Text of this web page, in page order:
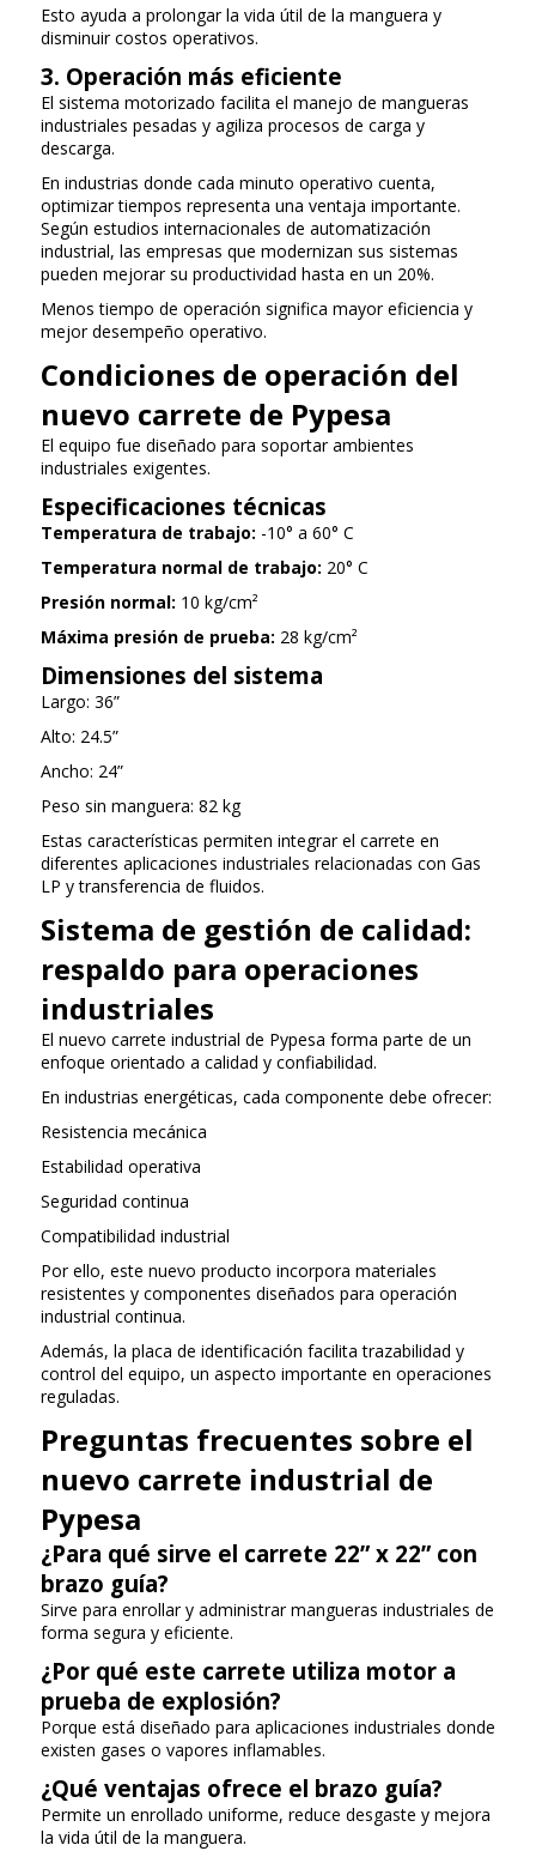
Esto ayuda a prolongar la vida útil de la manguera y
disminuir costos operativos.
3. Operación más eficiente
El sistema motorizado facilita el manejo de mangueras
industriales pesadas y agiliza procesos de carga y
descarga.
En industrias donde cada minuto operativo cuenta,
optimizar tiempos representa una ventaja importante.
Según estudios internacionales de automatización
industrial, las empresas que modernizan sus sistemas
pueden mejorar su productividad hasta en un 20%.
Menos tiempo de operación significa mayor eficiencia y
mejor desempeño operativo.
Condiciones de operación del
nuevo carrete de Pypesa
El equipo fue diseñado para soportar ambientes
industriales exigentes.
Especificaciones técnicas
Temperatura de trabajo: -10° a 60° C
Temperatura normal de trabajo: 20° C
Presión normal: 10 kg/cm²
Máxima presión de prueba: 28 kg/cm²
Dimensiones del sistema
Largo: 36”
Alto: 24.5”
Ancho: 24”
Peso sin manguera: 82 kg
Estas características permiten integrar el carrete en
diferentes aplicaciones industriales relacionadas con Gas
LP y transferencia de fluidos.
Sistema de gestión de calidad:
respaldo para operaciones
industriales
El nuevo carrete industrial de Pypesa forma parte de un
enfoque orientado a calidad y confiabilidad.
En industrias energéticas, cada componente debe ofrecer:
Resistencia mecánica
Estabilidad operativa
Seguridad continua
Compatibilidad industrial
Por ello, este nuevo producto incorpora materiales
resistentes y componentes diseñados para operación
industrial continua.
Además, la placa de identificación facilita trazabilidad y
control del equipo, un aspecto importante en operaciones
reguladas.
Preguntas frecuentes sobre el
nuevo carrete industrial de
Pypesa
¿Para qué sirve el carrete 22” x 22” con
brazo guía?
Sirve para enrollar y administrar mangueras industriales de
forma segura y eficiente.
¿Por qué este carrete utiliza motor a
prueba de explosión?
Porque está diseñado para aplicaciones industriales donde
existen gases o vapores inflamables.
¿Qué ventajas ofrece el brazo guía?
Permite un enrollado uniforme, reduce desgaste y mejora
la vida útil de la manguera.